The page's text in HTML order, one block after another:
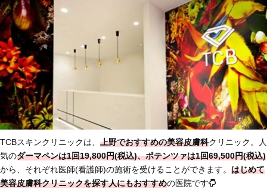
TCBスキンクリニックは、 上野でおすすめの美容皮膚科クリニック。人
気のダーマペンは1回19,800円(税込)、ポテンツァは1回69,500円(税込)
から、それぞれ医師(看護師)の施術を受けることができます。 はじめて
美容皮膚科クリニックを探す人にもおすすめの医院です